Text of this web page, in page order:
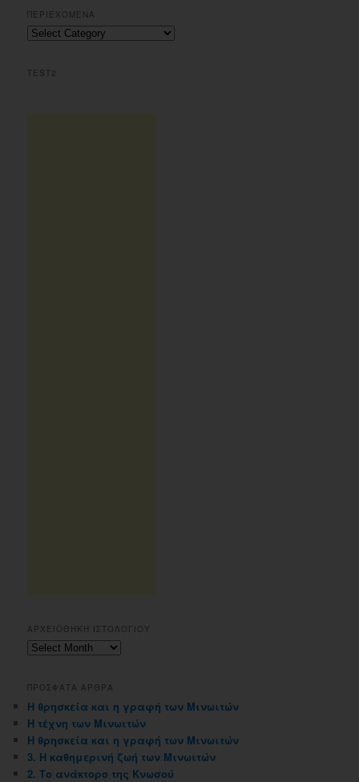
r
c
h
ΠΕΡΙΕΧΟΜΕΝΑ
Περιεχομενα
TEST2
ΑΡΧΕΙΟΘΗΚΗ ΙΣΤΟΛΟΓΙΟΥ
Αρχειοθηκη
ΠΡΟΣΦΑΤΑ ΑΡΘΡΑ
Η θρησκεία και η γραφή των Μινωιτών
Η τέχνη των Μινωιτών
Η θρησκεία και η γραφή των Μινωιτών
3. Η καθημερινή ζωή των Μινωιτών
2. Το ανάκτορο της Κνωσού